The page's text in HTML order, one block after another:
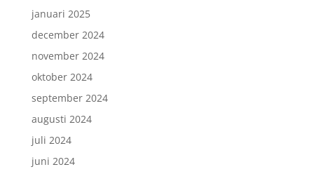
januari 2025
december 2024
november 2024
oktober 2024
september 2024
augusti 2024
juli 2024
juni 2024